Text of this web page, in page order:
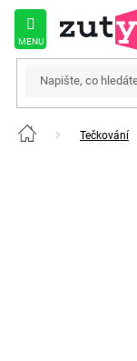
Přejít
obsah
Domů Tečkování